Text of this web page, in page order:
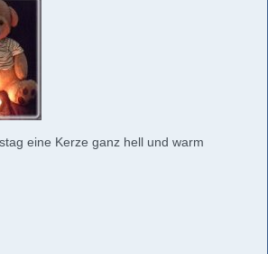
eine Kerze ganz hell und warm